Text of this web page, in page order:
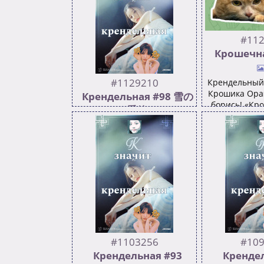
#1129210
Крендельная #98 雪の
季節
508 128
https://youtu.be/03ftfvosBI4?
si=DYd-I_UVigMcD8hn
проводили в путь Крошика
>>1123546
Крошика
борись!
«Тобой
«Молодец
будет
здоровья
герой!!!»,
новым
наша
https://
RgNC-
https://
#1103256
Крендельная #93